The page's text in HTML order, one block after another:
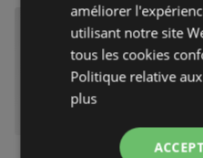
améliorer
utilisant notre site
tous les cookies
Politique relative
plus